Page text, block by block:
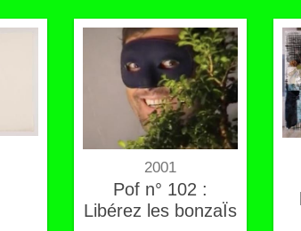
2001
Pof n° 102 :
Libérez les bonzaÏs